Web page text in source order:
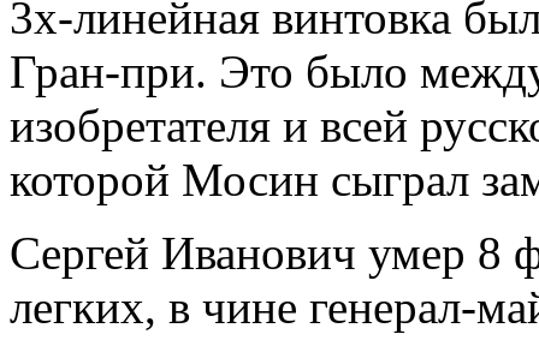
3х-линейная винтовка
Гран-при. Это было
изобретателя и всей
которой Мосин сыграл
Сергей Иванович умер 8
легких, в чине генерал-